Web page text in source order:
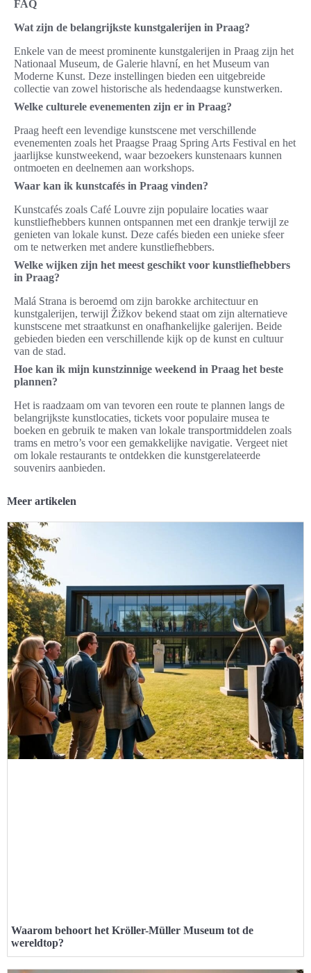
FAQ
Wat zijn de belangrijkste kunstgalerijen in Praag?
Enkele van de meest prominente kunstgalerijen in Praag zijn het
Nationaal Museum, de Galerie hlavní, en het Museum van
Moderne Kunst. Deze instellingen bieden een uitgebreide
collectie van zowel historische als hedendaagse kunstwerken.
Welke culturele evenementen zijn er in Praag?
Praag heeft een levendige kunstscene met verschillende
evenementen zoals het Praagse Praag Spring Arts Festival en het
jaarlijkse kunstweekend, waar bezoekers kunstenaars kunnen
ontmoeten en deelnemen aan workshops.
Waar kan ik kunstcafés in Praag vinden?
Kunstcafés zoals Café Louvre zijn populaire locaties waar
kunstliefhebbers kunnen ontspannen met een drankje terwijl ze
genieten van lokale kunst. Deze cafés bieden een unieke sfeer
om te netwerken met andere kunstliefhebbers.
Welke wijken zijn het meest geschikt voor kunstliefhebbers
in Praag?
Malá Strana is beroemd om zijn barokke architectuur en
kunstgalerijen, terwijl Žižkov bekend staat om zijn alternatieve
kunstscene met straatkunst en onafhankelijke galerijen. Beide
gebieden bieden een verschillende kijk op de kunst en cultuur
van de stad.
Hoe kan ik mijn kunstzinnige weekend in Praag het beste
plannen?
Het is raadzaam om van tevoren een route te plannen langs de
belangrijkste kunstlocaties, tickets voor populaire musea te
boeken en gebruik te maken van lokale transportmiddelen zoals
trams en metro’s voor een gemakkelijke navigatie. Vergeet niet
om lokale restaurants te ontdekken die kunstgerelateerde
souvenirs aanbieden.
Meer artikelen
Waarom behoort het Kröller-Müller Museum tot de
wereldtop?